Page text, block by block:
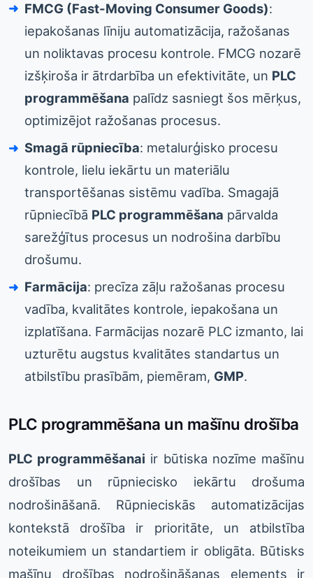
FMCG (Fast-Moving Consumer Goods):
iepakošanas līniju automatizācija, ražošanas
un noliktavas procesu kontrole. FMCG nozarē
izšķiroša ir ātrdarbība un efektivitāte, un PLC
programmēšana palīdz sasniegt šos mērķus,
optimizējot ražošanas procesus.
Smagā rūpniecība: metalurģisko procesu
kontrole, lielu iekārtu un materiālu
transportēšanas sistēmu vadība. Smagajā
rūpniecībā PLC programmēšana pārvalda
sarežģītus procesus un nodrošina darbību
drošumu.
Farmācija: precīza zāļu ražošanas procesu
vadība, kvalitātes kontrole, iepakošana un
izplatīšana. Farmācijas nozarē PLC izmanto, lai
uzturētu augstus kvalitātes standartus un
atbilstību prasībām, piemēram, GMP.
PLC programmēšana un mašīnu drošība
PLC programmēšanai ir būtiska nozīme mašīnu
drošības un rūpniecisko iekārtu drošuma
nodrošināšanā. Rūpnieciskās automatizācijas
kontekstā drošība ir prioritāte, un atbilstība
noteikumiem un standartiem ir obligāta. Būtisks
mašīnu drošības nodrošināšanas elements ir